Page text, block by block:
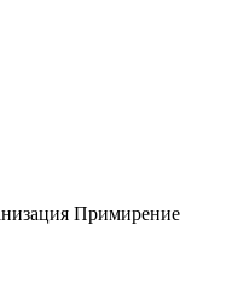
Примирение